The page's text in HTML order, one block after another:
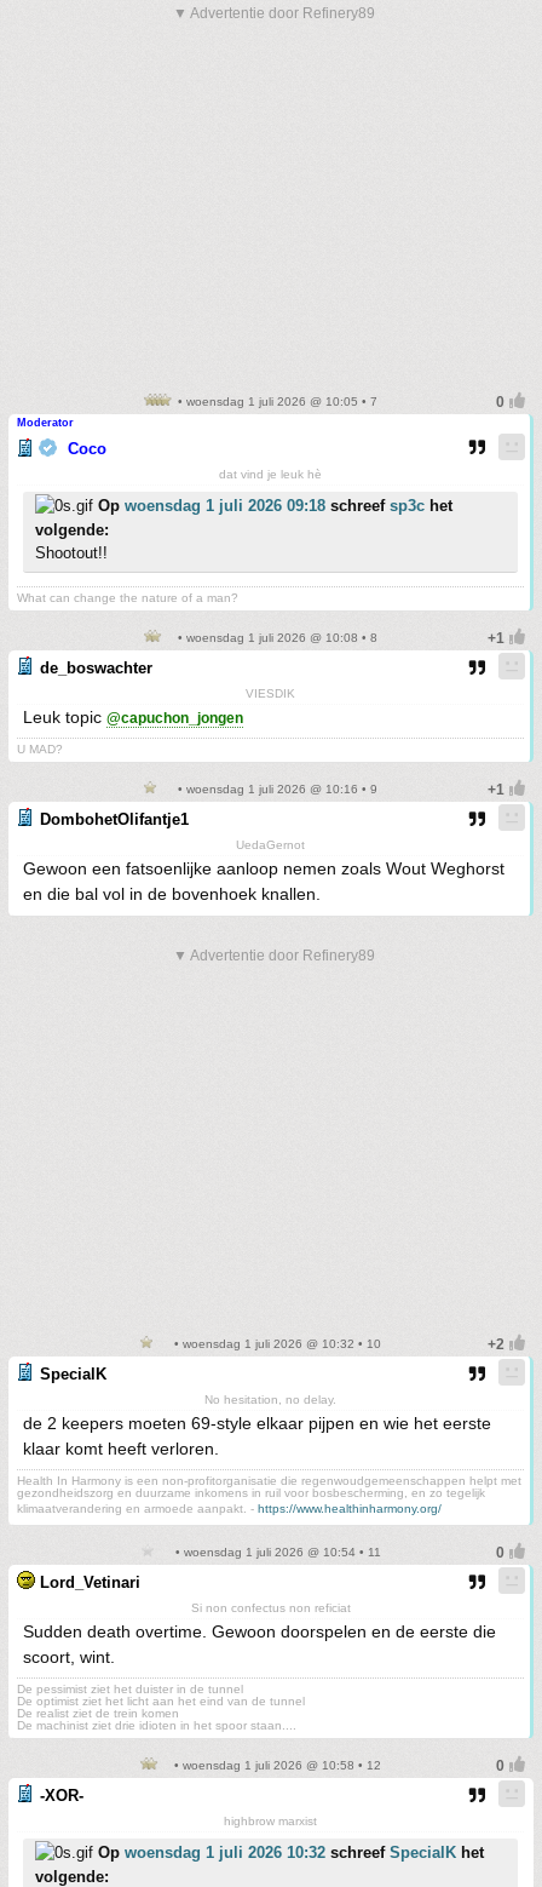
▼ Advertentie door Refinery89
• woensdag 1 juli 2026 @ 10:05 • 7
Moderator
Coco
dat vind je leuk hè
Op woensdag 1 juli 2026 09:18 schreef sp3c het
volgende:
Shootout!!
What can change the nature of a man?
• woensdag 1 juli 2026 @ 10:08 • 8
de_boswachter
VIESDIK
Leuk topic @capuchon_jongen
U MAD?
• woensdag 1 juli 2026 @ 10:16 • 9
DombohetOlifantje1
UedaGernot
Gewoon een fatsoenlijke aanloop nemen zoals Wout Weghorst
en die bal vol in de bovenhoek knallen.
▼ Advertentie door Refinery89
• woensdag 1 juli 2026 @ 10:32 • 10
SpecialK
No hesitation, no delay.
de 2 keepers moeten 69-style elkaar pijpen en wie het eerste
klaar komt heeft verloren.
Health In Harmony is een non-profitorganisatie die regenwoudgemeenschappen helpt met
gezondheidszorg en duurzame inkomens in ruil voor bosbescherming, en zo tegelijk
klimaatverandering en armoede aanpakt. - https://www.healthinharmony.org/
• woensdag 1 juli 2026 @ 10:54 • 11
Lord_Vetinari
Si non confectus non reficiat
Sudden death overtime. Gewoon doorspelen en de eerste die
scoort, wint.
De pessimist ziet het duister in de tunnel
De optimist ziet het licht aan het eind van de tunnel
De realist ziet de trein komen
De machinist ziet drie idioten in het spoor staan....
• woensdag 1 juli 2026 @ 10:58 • 12
-XOR-
highbrow marxist
Op woensdag 1 juli 2026 10:32 schreef SpecialK het
volgende: